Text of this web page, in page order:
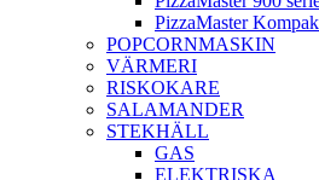
PizzaMaster
POPCORNMASKIN
VÄRMERI
RISKOKARE
SALAMANDER
STEKHÄLL
GAS
ELEKTRISKA